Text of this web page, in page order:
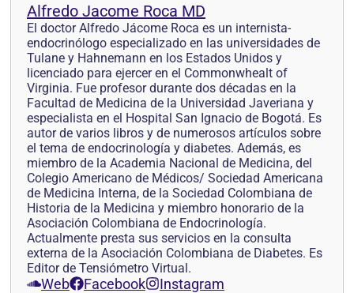
Alfredo Jacome Roca MD
El doctor Alfredo Jácome Roca es un internista-
endocrinólogo especializado en las universidades de
Tulane y Hahnemann en los Estados Unidos y
licenciado para ejercer en el Commonwhealt of
Virginia. Fue profesor durante dos décadas en la
Facultad de Medicina de la Universidad Javeriana y
especialista en el Hospital San Ignacio de Bogotá. Es
autor de varios libros y de numerosos artículos sobre
el tema de endocrinología y diabetes. Además, es
miembro de la Academia Nacional de Medicina, del
Colegio Americano de Médicos/ Sociedad Americana
de Medicina Interna, de la Sociedad Colombiana de
Historia de la Medicina y miembro honorario de la
Asociación Colombiana de Endocrinología.
Actualmente presta sus servicios en la consulta
externa de la Asociación Colombiana de Diabetes. Es
Editor de Tensiómetro Virtual.
Web Facebook Instagram